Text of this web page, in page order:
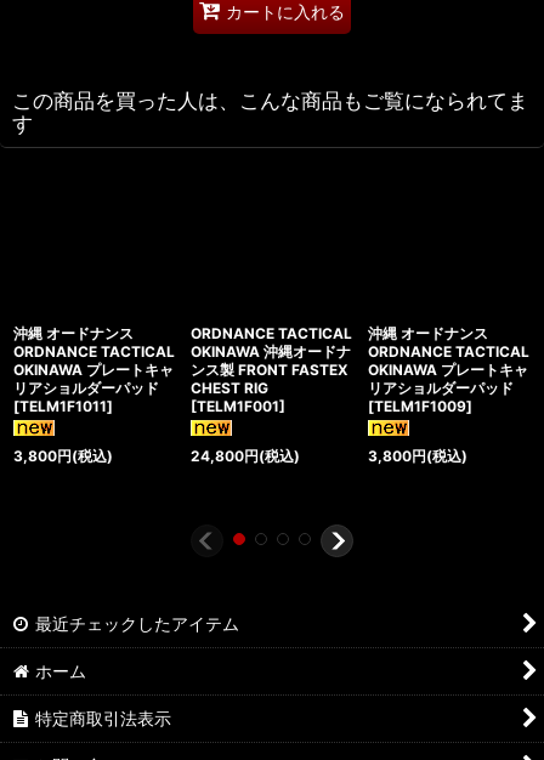
カートに入れる
この商品を買った人は、こんな商品もご覧になられてま
す
沖縄 オードナンス
ORDNANCE TACTICAL
OKINAWA プレートキャ
リアショルダーパッド
[TELM1F1011]
3,800円(税込)
ORDNANCE TACTICAL
OKINAWA 沖縄オードナ
ンス製 FRONT FASTEX
CHEST RIG
[TELM1F001]
24,800円(税込)
沖縄 オードナンス
ORDNANCE TACTICAL
OKINAWA プレートキャ
リアショルダーパッド
[TELM1F1009]
3,800円(税込)
最近チェックしたアイテム
ホーム
特定商取引法表示